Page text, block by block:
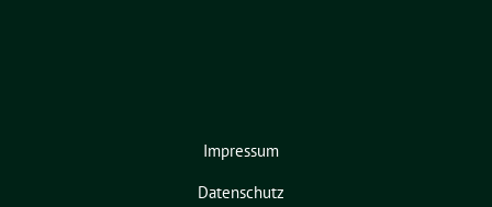
Impressum
Datenschutz